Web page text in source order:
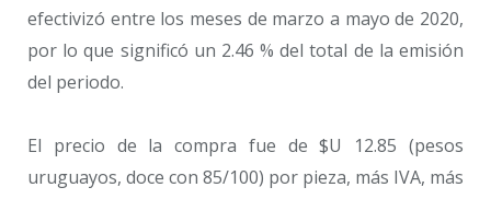
efectivizó entre los meses de marzo a mayo de 2020,
por lo que significó un 2.46 % del total de la emisión
del periodo.
El precio de la compra fue de $U 12.85 (pesos
uruguayos, doce con 85/100) por pieza, más IVA, más